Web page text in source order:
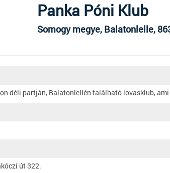
Panka Póni Klub
Somogy megye, Balatonlelle,
déli partján, Balatonlellén található lovasklub,
út 322.